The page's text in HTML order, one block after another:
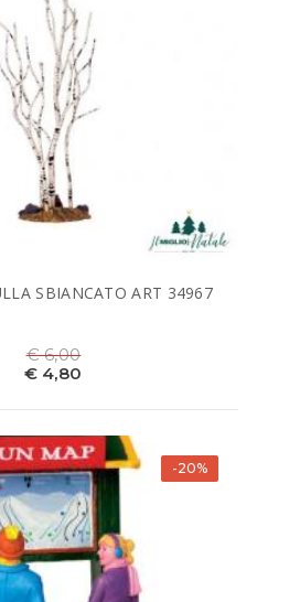
SBIANCATO ART 34967
€ 6,00
€ 4,80
-20%